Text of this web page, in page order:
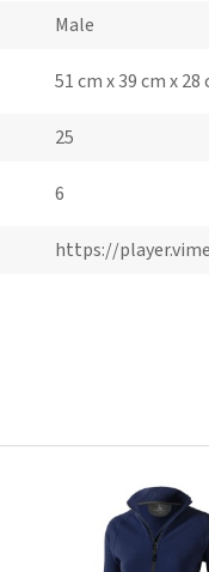
Male
51 cm x 39 cm x 28
25
6
https://